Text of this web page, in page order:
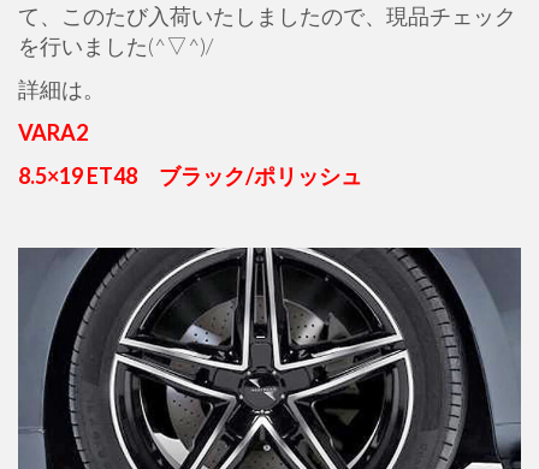
て、このたび入荷いたしましたので、現品チェック
を行いました(^▽^)/
詳細は。
VARA2
8.5×19 ET48 ブラック/ポリッシュ